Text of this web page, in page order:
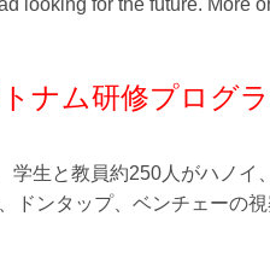
looking for the future. More
ナム研修プログ
学生と教員約250人がハノ
ドンタップ、ベンチェーの